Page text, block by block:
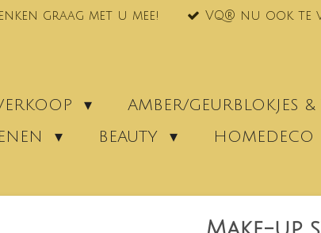
graag met u mee! VQ® nu ook te
AMBER/GEURBLOKJES
BEAUTY HOMEDECO